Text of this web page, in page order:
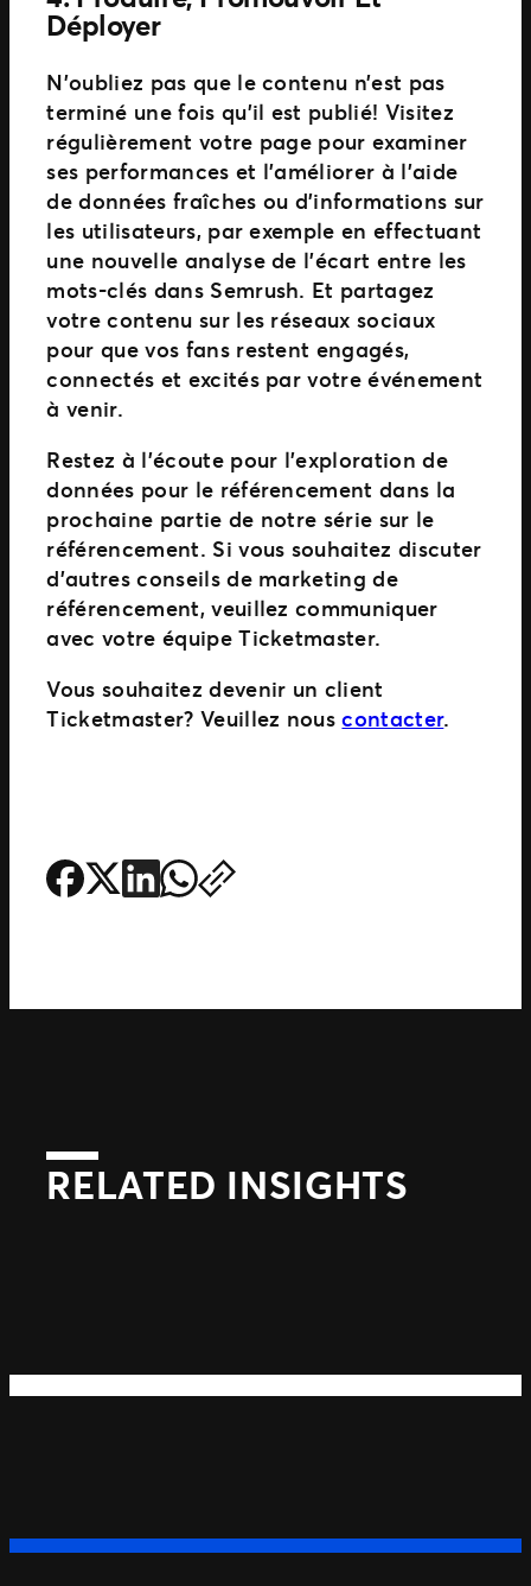
Déployer
N’oubliez pas que le contenu n’est pas
terminé une fois qu’il est publié! Visitez
régulièrement votre page pour examiner
ses performances et l’améliorer à l’aide
de données fraîches ou d’informations sur
les utilisateurs, par exemple en effectuant
une nouvelle analyse de l’écart entre les
mots-clés dans Semrush. Et partagez
votre contenu sur les réseaux sociaux
pour que vos fans restent engagés,
connectés et excités par votre événement
à venir.
Restez à l’écoute pour l’exploration de
données pour le référencement dans la
prochaine partie de notre série sur le
référencement. Si vous souhaitez discuter
d’autres conseils de marketing de
référencement, veuillez communiquer
avec votre équipe Ticketmaster.
Vous souhaitez devenir un client
Ticketmaster? Veuillez nouscontacter.
RELATED INSIGHTS
Suivant